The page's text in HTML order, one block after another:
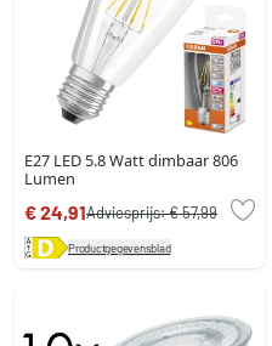
E27 LED 5.8 Watt dimbaar 806
Lumen
€ 24,91Adviesprijs:€ 57,99
Productgegevensblad